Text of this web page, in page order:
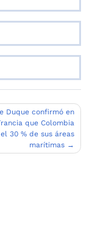
Duque confirmó en
que Colombia
30 % de sus áreas
marítimas